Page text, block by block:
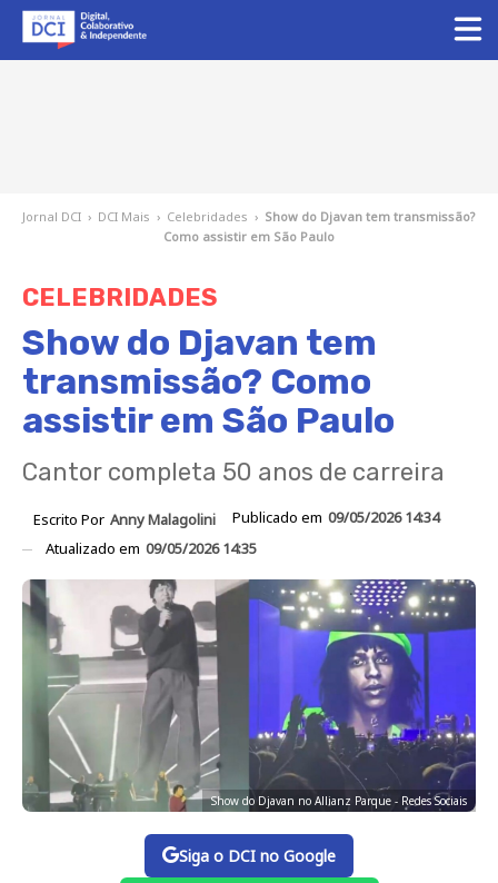
Jornal DCI › DCI Mais › Celebridades › Show do Djavan tem transmissão?
Como assistir em São Paulo
CELEBRIDADES
Show do Djavan tem
transmissão? Como
assistir em São Paulo
Cantor completa 50 anos de carreira
Escrito Por Anny Malagolini Publicado em 09/05/2026 14:34
Atualizado em 09/05/2026 14:35
Show do Djavan no Allianz Parque - Redes Sociais
Siga o DCI no Google